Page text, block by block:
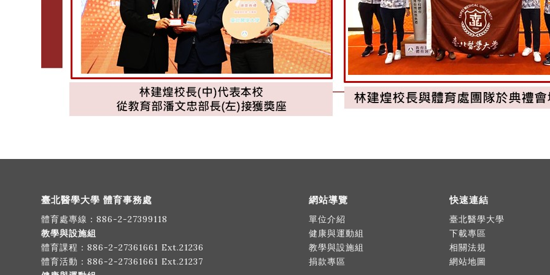
臺北醫學大學 體育事務處
體育處專線： 886-2-27399118
教學與設施組
體育課程： 886-2-27361661 Ext.21236
體育活動： 886-2-27361661 Ext.21237
網站導覽
單位介紹
健康與運動組
教學與設施組
捐款專區
快速連結
臺北醫學大學
下載專區
相關法規
網站地圖